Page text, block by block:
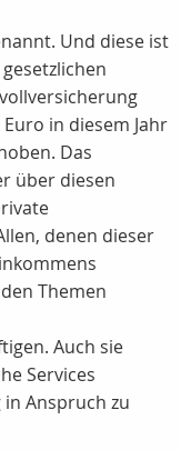
Und diese ist
in diesem Jahr
Das
über diesen
denen dieser
Themen
Auch sie
Services
Anspruch zu